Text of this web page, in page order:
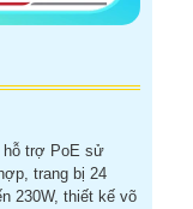
hỗ trợ PoE sử
trang bị 24
230W, thiết kế võ